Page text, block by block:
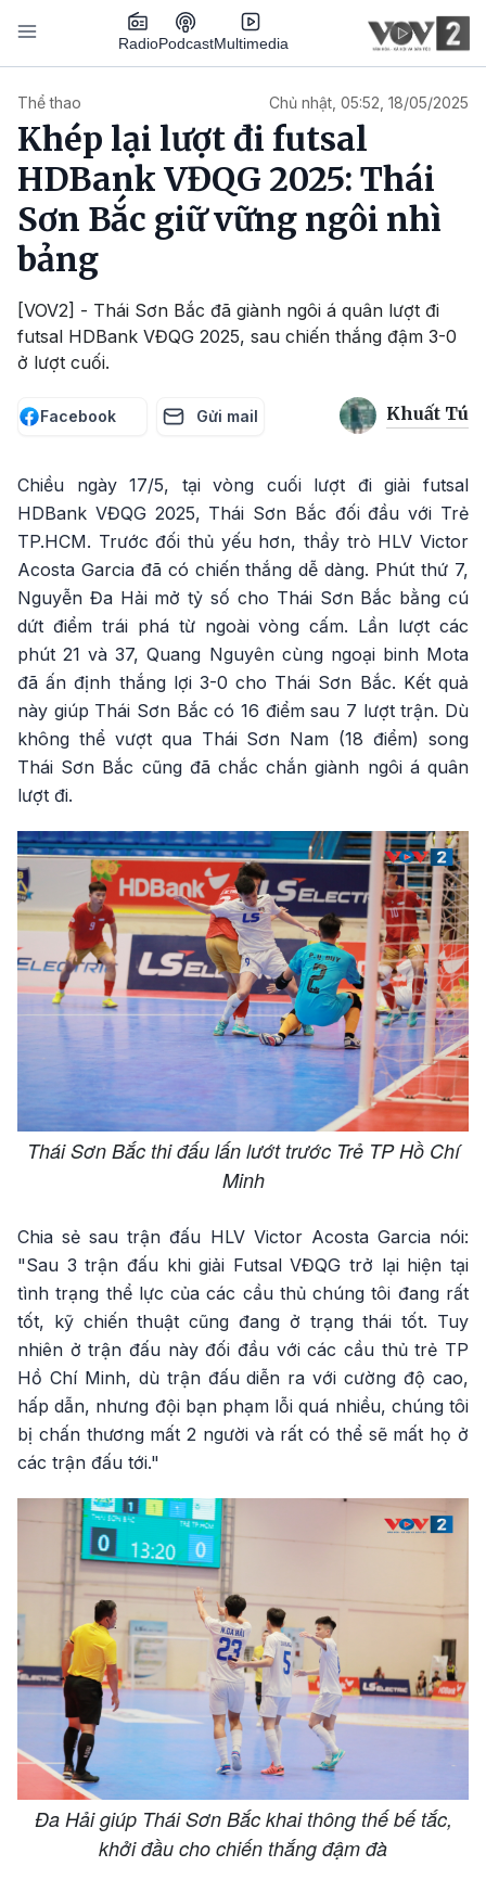
Nhảy đến nội dung
RadioPodcastMultimedia
Thể thao Chủ nhật, 05:52, 18/05/2025
Khép lại lượt đi futsal
HDBank VĐQG 2025: Thái
Sơn Bắc giữ vững ngôi nhì
bảng
[VOV2] - Thái Sơn Bắc đã giành ngôi á quân lượt đi
futsal HDBank VĐQG 2025, sau chiến thắng đậm 3-0
ở lượt cuối.
Facebook Gửi mail Khuất Tú
Chiều ngày 17/5, tại vòng cuối lượt đi giải futsal
HDBank VĐQG 2025, Thái Sơn Bắc đối đầu với Trẻ
TP.HCM. Trước đối thủ yếu hơn, thầy trò HLV Victor
Acosta Garcia đã có chiến thắng dễ dàng. Phút thứ 7,
Nguyễn Đa Hải mở tỷ số cho Thái Sơn Bắc bằng cú
dứt điểm trái phá từ ngoài vòng cấm. Lần lượt các
phút 21 và 37, Quang Nguyên cùng ngoại binh Mota
đã ấn định thắng lợi 3-0 cho Thái Sơn Bắc. Kết quả
này giúp Thái Sơn Bắc có 16 điểm sau 7 lượt trận. Dù
không thể vượt qua Thái Sơn Nam (18 điểm) song
Thái Sơn Bắc cũng đã chắc chắn giành ngôi á quân
lượt đi.
Thái Sơn Bắc thi đấu lấn lướt trước Trẻ TP Hồ Chí
Minh
Chia sẻ sau trận đấu HLV Victor Acosta Garcia nói:
"Sau 3 trận đấu khi giải Futsal VĐQG trở lại hiện tại
tình trạng thể lực của các cầu thủ chúng tôi đang rất
tốt, kỹ chiến thuật cũng đang ở trạng thái tốt. Tuy
nhiên ở trận đấu này đối đầu với các cầu thủ trẻ TP
Hồ Chí Minh, dù trận đấu diễn ra với cường độ cao,
hấp dẫn, nhưng đội bạn phạm lỗi quá nhiều, chúng tôi
bị chấn thương mất 2 người và rất có thể sẽ mất họ ở
các trận đấu tới."
Đa Hải giúp Thái Sơn Bắc khai thông thế bế tắc,
khởi đầu cho chiến thắng đậm đà